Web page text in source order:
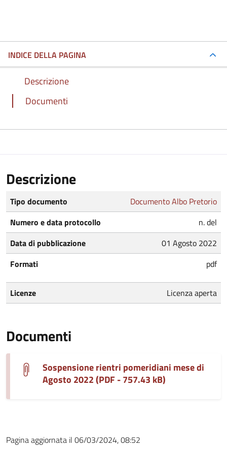
INDICE DELLA PAGINA
Descrizione
Documenti
Descrizione
Tipo documento
Documento Albo Pretorio
Numero e data protocollo
n. del
Data di pubblicazione
01 Agosto 2022
Formati
pdf
Licenze Licenza aperta
Documenti
Sospensione rientri pomeridiani mese di
Agosto 2022 (PDF - 757.43 kB)
Pagina aggiornata il 06/03/2024, 08:52